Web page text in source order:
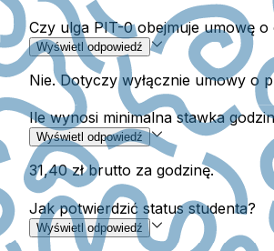
Czy ulga PIT-0 obejmuje umowę o
Wyświetl odpowiedź
Nie. Dotyczy wyłącznie umowy o
Ile wynosi minimalna stawka
Wyświetl odpowiedź
31,40 zł brutto za godzinę.
Jak potwierdzić status studenta?
Wyświetl odpowiedź